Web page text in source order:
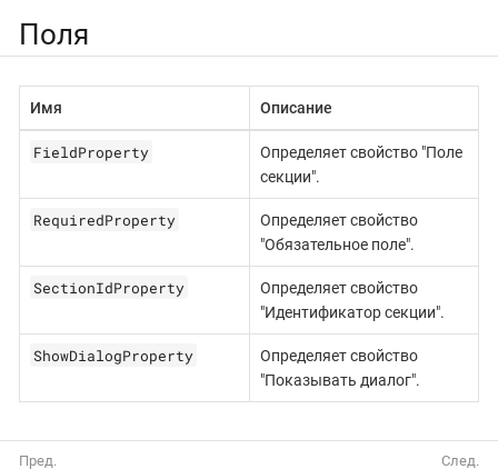
Поля
Имя Описание
FieldProperty
Определяет свойство "Поле
секции".
RequiredProperty
Определяет свойство
"Обязательное поле".
SectionIdProperty
Определяет свойство
"Идентификатор секции".
ShowDialogProperty
Определяет свойство
"Показывать диалог".